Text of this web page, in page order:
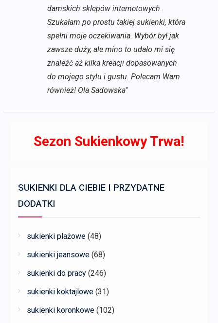
damskich sklepów internetowych.
Szukałam po prostu takiej sukienki, która
spełni moje oczekiwania. Wybór był jak
zawsze duży, ale mino to udało mi się
znaleźć aż kilka kreacji dopasowanych
do mojego stylu i gustu. Polecam Wam
również! Ola Sadowska"
Sezon Sukienkowy Trwa!
SUKIENKI DLA CIEBIE I PRZYDATNE
DODATKI
sukienki plażowe (48)
sukienki jeansowe (68)
sukienki do pracy (246)
sukienki koktajlowe (31)
sukienki koronkowe (102)